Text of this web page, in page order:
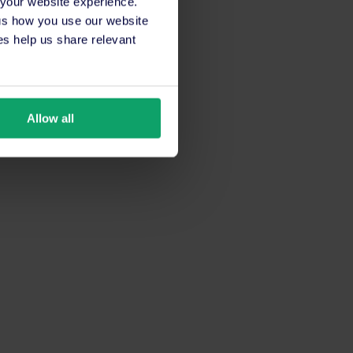
how you use our website
help us share relevant
Allow all